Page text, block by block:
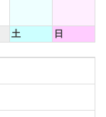
土 日